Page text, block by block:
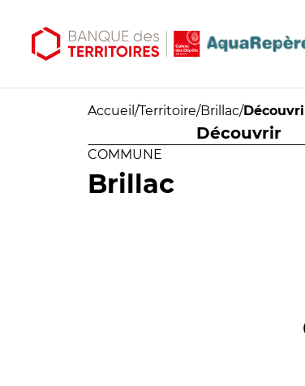
Accueil /Territoire/Brillac/
Découvrir
COMMUNE
Brillac